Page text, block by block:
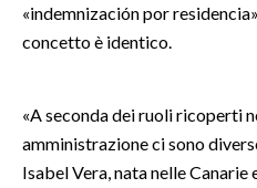
GOSSIP
«indemnización por
concetto è identico.
«A seconda dei ruoli ricoperti
amministrazione ci sono
Isabel Vera, nata nelle Canarie